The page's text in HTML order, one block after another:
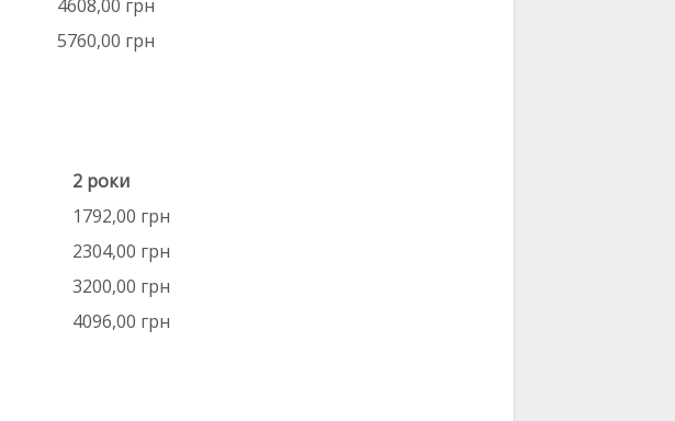
4608,00 грн
5760,00 грн
2 роки
1792,00 грн
2304,00 грн
3200,00 грн
4096,00 грн